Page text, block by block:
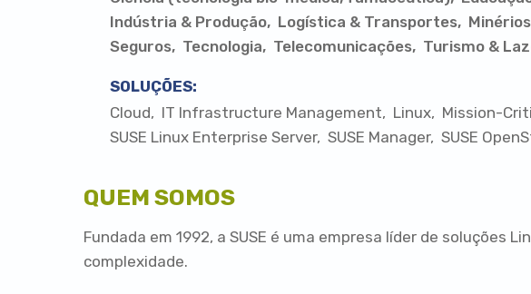
Indústria & Produção
Logística & Transportes
Seguros
Tecnologia Telecomunicações Turismo &
SOLUÇÕES:
Cloud
IT Infrastructure Management Linux Mission-
SUSE Linux Enterprise Server SUSE Manager SUSE
QUEM SOMOS
Fundada em 1992, a SUSE é uma empresa líder de soluções
complexidade.